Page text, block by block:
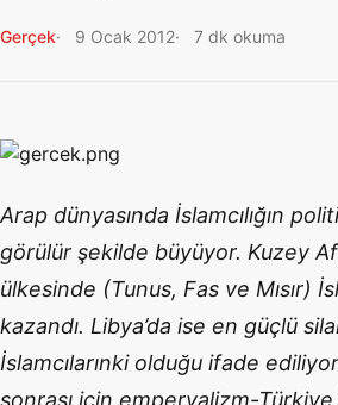
Gerçek 9 Ocak 2012 7 dk okuma
Arap dünyasında İslamcılığın
görülür şekilde büyüyor. Kuzey
ülkesinde (Tunus, Fas ve Mısır)
kazandı. Libya’da ise en güçlü
İslamcılarınki olduğu ifade
sonrası için emperyalizm-